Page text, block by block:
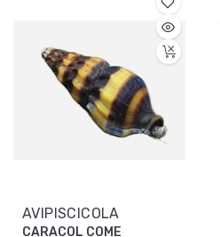
AVIPISCICOLA
CARACOL COME